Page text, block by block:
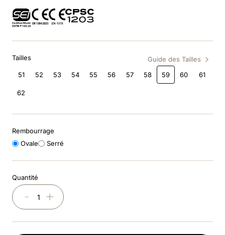
4.chromo
6.smart polish
10.cromo 2
Tailles
Guide des Tailles
51
52 53 54 55 56 57 58 59 60 61
62
Rembourrage
Ovale
Serré
Quantité
＋
－